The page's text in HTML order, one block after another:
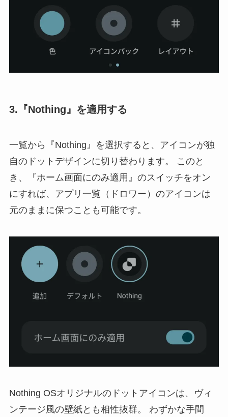
3.『Nothing』を適用する
一覧から『Nothing』を選択すると、アイコンが独
自のドットデザインに切り替わります。 このと
き、『ホーム画面にのみ適用』のスイッチをオン
にすれば、アプリ一覧（ドロワー）のアイコンは
元のままに保つことも可能です。
Nothing OSオリジナルのドットアイコンは、ヴィ
ンテージ風の壁紙とも相性抜群。 わずかな手間